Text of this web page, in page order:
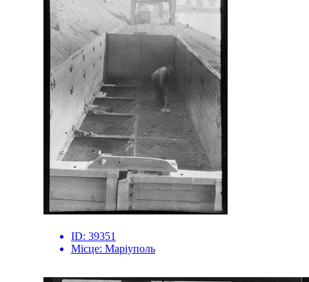
ID: 39351
Місце: Маріуполь